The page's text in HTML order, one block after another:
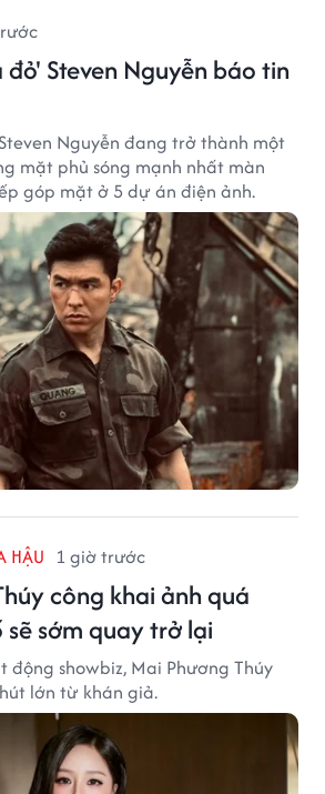
Steven Nguyễn báo tin
Nguyễn đang trở thành một
mặt phủ sóng mạnh nhất màn
góp mặt ở 5 dự án điện ảnh.
HẬU 1 giờ trước
công khai ảnh quá
sớm quay trở lại
động showbiz, Mai Phương Thúy
lớn từ khán giả.